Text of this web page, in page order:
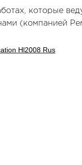
которые
(компанией
Hl2008 Rus